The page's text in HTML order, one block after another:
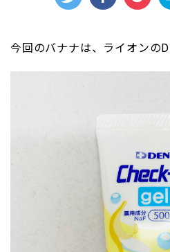
今回のバナナは、ライオンの